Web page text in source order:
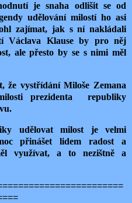
je snaha odlišit se od
udělování milostí ho asi
zajímat, jak s ní nakládali
Václava Klause by pro něj
ale přesto by se s nimi měl
že vystřídání Miloše Zemana
prezidenta republiky
udělovat milost je velmi
přinášet lidem radost a
využívat, a to nezištně a